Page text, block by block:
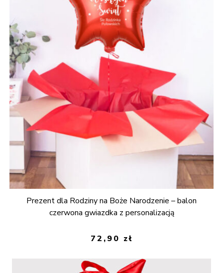
Prezent dla Rodziny na Boże Narodzenie – balon
czerwona gwiazdka z personalizacją
72,90 zł